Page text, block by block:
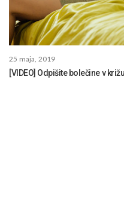
25 maja, 2019
[VIDEO] Odpišite bolečine v